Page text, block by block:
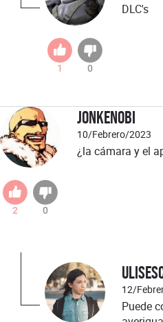
1 0
DLC's
jonkenobi
10/Febrero/2023
2 0
¿la cámara y el
12/
Puede